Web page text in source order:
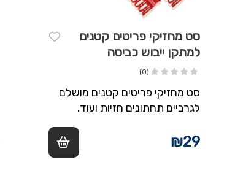
סט מחזיקי פריטים קטנים
למתקן ייבוש כביסה
(0)
סט מחזיקי פריטים קטנים מושלם
לגרביים תחתונים חזיות ועוד.
₪29